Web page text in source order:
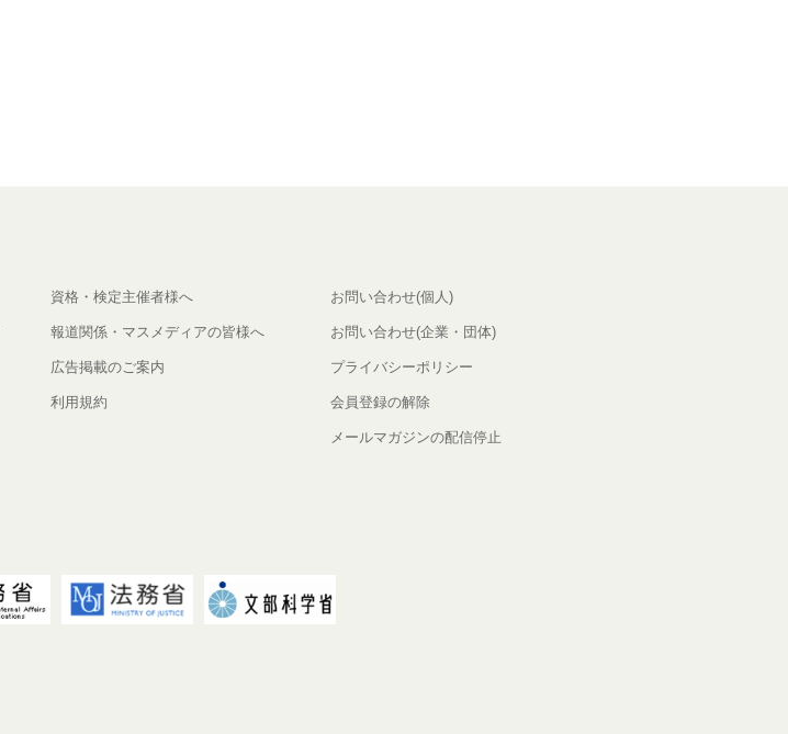
資格・検定主催者様へ
報道関係・マスメディアの皆様へ
広告掲載のご案内
利用規約
お問い合わせ(個人)
お問い合わせ(企業・団体)
プライバシーポリシー
会員登録の解除
メールマガジンの配信停止